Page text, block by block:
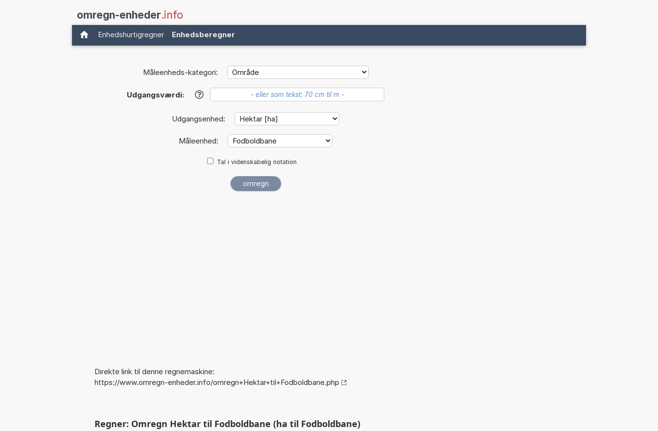
omregn-enheder.info
Enhedshurtigregner Enhedsberegner
Måleenheds-kategori:
Udgangsværdi: ?
Udgangsenhed:
Måleenhed:
Tal i videnskabelig notation
Direkte link til denne regnemaskine:
https://www.omregn-enheder.info/omregn+Hektar+til+Fodboldbane.php
Regner: Omregn Hektar til Fodboldbane (ha til Fodboldbane)